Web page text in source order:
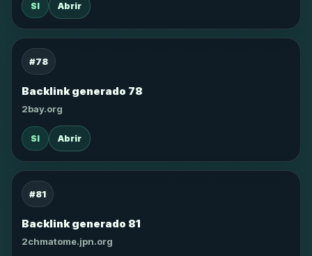
SI Abrir
#78
Backlink generado 78
2bay.org
SI Abrir
#81
Backlink generado 81
2chmatome.jpn.org